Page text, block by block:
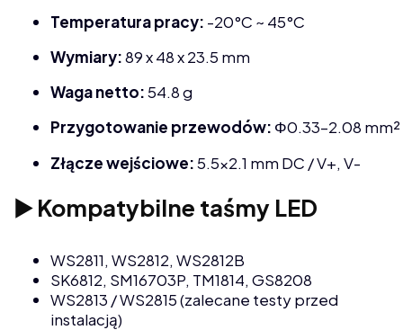
Temperatura pracy: -20°C ~ 45°C
Wymiary:89 x 48 x 23.5 mm
Waga netto:54.8 g
Przygotowanie przewodów: Φ0.33–2.08 mm²
Złącze wejściowe:5.5x2.1 mm DC / V+, V-
▶️ Kompatybilne taśmy LED
WS2811, WS2812, WS2812B
SK6812, SM16703P, TM1814, GS8208
WS2813 / WS2815 (zalecane testy przed
instalacją)